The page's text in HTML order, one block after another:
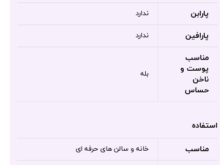
پارابن ندارد
پارافین ندارد
مناسب
پوست و
ناخن
حساس
بله
استفاده
مناسب خانه و سالن های حرفه ای